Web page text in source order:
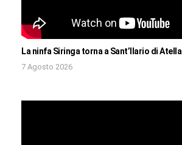
La ninfa Siringa torna a Sant’Ilario di Atella
7 Agosto 2026